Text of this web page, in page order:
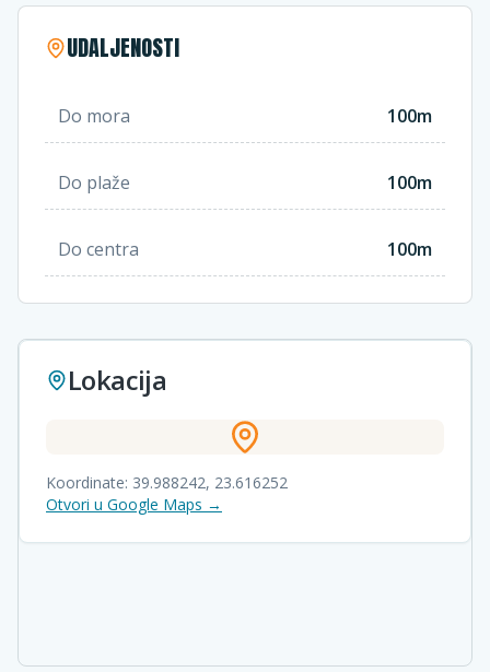
UDALJENOSTI
Do mora 100m
Do plaže 100m
Do centra 100m
Lokacija
Koordinate: 39.988242, 23.616252
Otvori u Google Maps →